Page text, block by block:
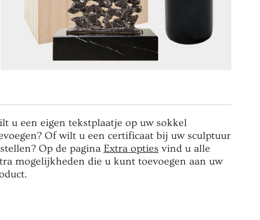
u een eigen tekstplaatje op uw sokkel
Of wilt u een certificaat bij uw sculptuur
Op de pagina Extra opties vind u alle
mogelijkheden die u kunt toevoegen aan uw